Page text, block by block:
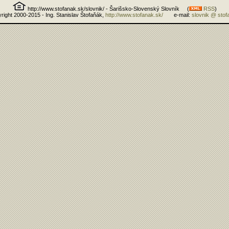
http://www.stofanak.sk/slovnik/ - Šarišsko-Slovenský Slovník ( RSS)
2000-2015 - Ing. Stanislav Štofaňák,
http://www.stofanak.sk/e-mail: slovnik @